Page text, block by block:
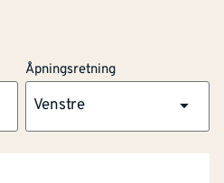
Åpningsretning
Venstre